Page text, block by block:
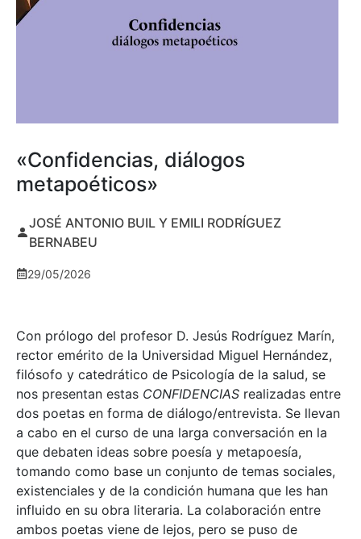
«Confidencias, diálogos
metapoéticos»
JOSÉ ANTONIO BUIL Y EMILI RODRÍGUEZ
BERNABEU
29/05/2026
Con prólogo del profesor D. Jesús Rodríguez Marín,
rector emérito de la Universidad Miguel Hernández,
filósofo y catedrático de Psicología de la salud, se
nos presentan estas CONFIDENCIAS realizadas entre
dos poetas en forma de diálogo/entrevista. Se llevan
a cabo en el curso de una larga conversación en la
que debaten ideas sobre poesía y metapoesía,
tomando como base un conjunto de temas sociales,
existenciales y de la condición humana que les han
influido en su obra literaria. La colaboración entre
ambos poetas viene de lejos, pero se puso de